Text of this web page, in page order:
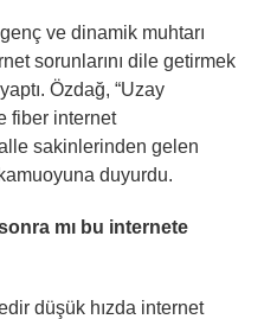
ve dinamik muhtarı
sorunlarını dile getirmek
Özdağ, “Uzay
fiber internet
sakinlerinden gelen
duyurdu.
mı bu internete
düşük hızda internet